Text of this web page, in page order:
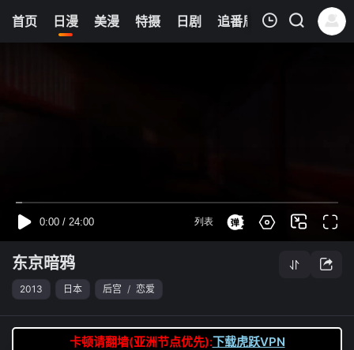
首页 日漫 美漫 特摄 日剧 追番周表 今日更新
8
东京暗鸦
2013 日本 后宫 / 恋爱
卡顿请翻墙(亚洲节点优先):下载虎跃VPN